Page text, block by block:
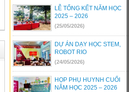
Kỳ thi chọn học sinh giỏi trung học cơ
sở cấp tỉnh, năm học 2024 – 2025 tại
Hội đồng thi Đắk Song.
LỄ TỔNG KẾT NĂM HỌC
2025 – 2026
(25/05/2026)
DỰ ÁN DẠY HỌC STEM,
ROBOT RIO
(24/05/2026)
HỌP PHỤ HUYNH CUỐI
NĂM HỌC 2025 – 2026